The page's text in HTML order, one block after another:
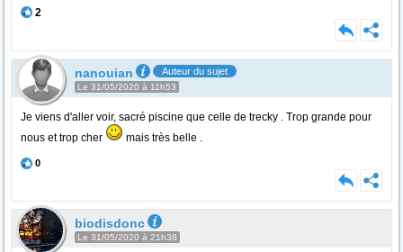
2
nanouian Auteur du sujet
Le 31/05/2020 à 11h53
Je viens d'aller voir, sacré piscine que celle de trecky . Trop grande pour
nous et trop cher
mais très belle .
0
biodisdonc
Le 31/05/2020 à 21h38